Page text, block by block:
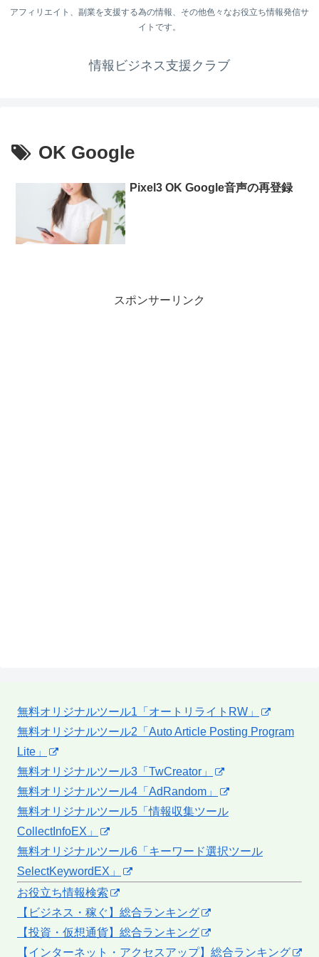
アフィリエイト、副業を支援する為の情報、その他色々なお役立ち情報発信サ
イトです。
情報ビジネス支援クラブ
OK Google
Pixel3 OK Google音声の再登録
スポンサーリンク
無料オリジナルツール1「オートリライトRW」
無料オリジナルツール2「Auto Article Posting Program
Lite」
無料オリジナルツール3「TwCreator」
無料オリジナルツール4「AdRandom」
無料オリジナルツール5「情報収集ツール
CollectInfoEX」
無料オリジナルツール6「キーワード選択ツール
SelectKeywordEX」
お役立ち情報検索
【ビジネス・稼ぐ】総合ランキング
【投資・仮想通貨】総合ランキング
【インターネット・アクセスアップ】総合ランキング